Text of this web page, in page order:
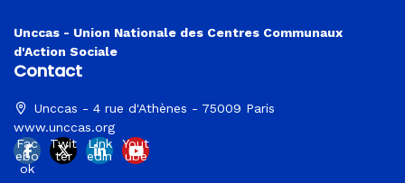
Unccas - Union Nationale des Centres Communaux
d'Action Sociale
Contact
Unccas - 4 rue d'Athènes - 75009 Paris
www.unccas.org
Fac
ebo
ok
Twit
ter
Link
edin
Yout
ube